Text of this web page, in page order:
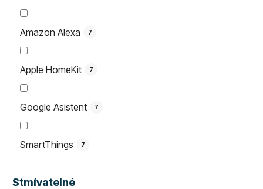
Amazon Alexa 7
Apple HomeKit 7
Google Asistent 7
SmartThings 7
Stmívatelné